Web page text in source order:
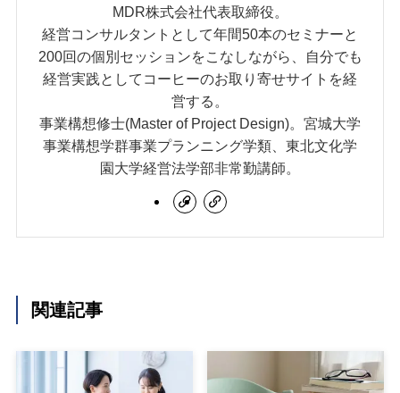
MDR株式会社代表取締役。
経営コンサルタントとして年間50本のセミナーと
200回の個別セッションをこなしながら、自分でも
経営実践としてコーヒーのお取り寄せサイトを経
営する。
事業構想修士(Master of Project Design)。宮城大学
事業構想学群事業プランニング学類、東北文化学
園大学経営法学部非常勤講師。
関連記事